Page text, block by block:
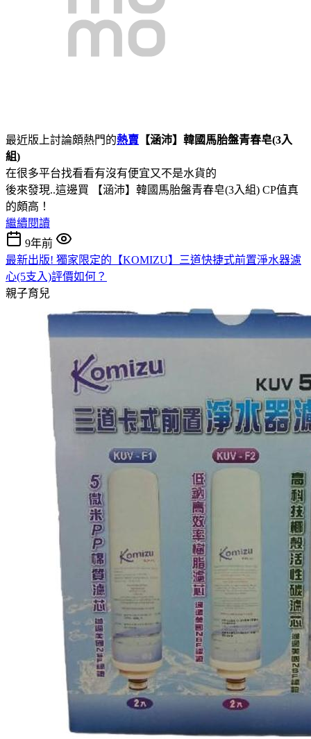
最近版上討論頗熱門的熱賣 【涵沛】韓國馬胎盤青春皂(3入
組)
在很多平台找看看有沒有便宜又不是水貨的
後來發現..這邊買 【涵沛】韓國馬胎盤青春皂(3入組) CP值真
的頗高！
繼續閱讀
9年前
最新出版! 獨家限定的【KOMIZU】三道快捷式前置淨水器濾
心(5支入)評價如何？
親子育兒